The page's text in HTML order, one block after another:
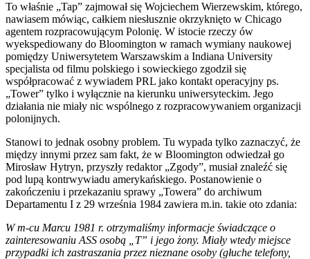
To właśnie „Tap” zajmował się Wojciechem Wierzewskim, którego,
nawiasem mówiąc, całkiem niesłusznie okrzyknięto w Chicago
agentem rozpracowującym Polonię. W istocie rzeczy ów
wyekspediowany do Bloomington w ramach wymiany naukowej
pomiędzy Uniwersytetem Warszawskim a Indiana University
specjalista od filmu polskiego i sowieckiego zgodził się
współpracować z wywiadem PRL jako kontakt operacyjny ps.
„Tower” tylko i wyłącznie na kierunku uniwersyteckim. Jego
działania nie miały nic wspólnego z rozpracowywaniem organizacji
polonijnych.
Stanowi to jednak osobny problem. Tu wypada tylko zaznaczyć, że
między innymi przez sam fakt, że w Bloomington odwiedzał go
Mirosław Hytryn, przyszły redaktor „Zgody”, musiał znaleźć się
pod lupą kontrwywiadu amerykańskiego. Postanowienie o
zakończeniu i przekazaniu sprawy „Towera” do archiwum
Departamentu I z 29 września 1984 zawiera m.in. takie oto zdania:
W m-cu Marcu 1981 r. otrzymaliśmy informacje świadczące o
zainteresowaniu ASS osobą „T” i jego żony. Miały wtedy miejsce
przypadki ich zastraszania przez nieznane osoby (głuche telefony,